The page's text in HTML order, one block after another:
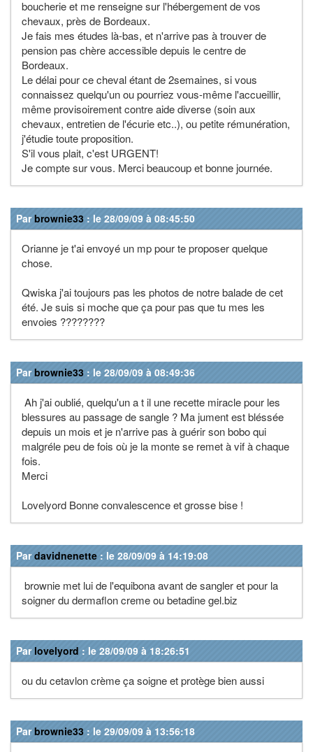
boucherie et me renseigne sur l'hébergement de vos
chevaux, près de Bordeaux.
Je fais mes études là-bas, et n'arrive pas à trouver de
pension pas chère accessible depuis le centre de
Bordeaux.
Le délai pour ce cheval étant de 2semaines, si vous
connaissez quelqu'un ou pourriez vous-même l'accueillir,
même provisoirement contre aide diverse (soin aux
chevaux, entretien de l'écurie etc..), ou petite rémunération,
j'étudie toute proposition.
S'il vous plait, c'est URGENT!
Je compte sur vous. Merci beaucoup et bonne journée.
Parbrownie33 : le 28/09/09 à 08:45:50
Orianne je t'ai envoyé un mp pour te proposer quelque
chose.
Qwiska j'ai toujours pas les photos de notre balade de cet
été. Je suis si moche que ça pour pas que tu mes les
envoies ????????
Parbrownie33 : le 28/09/09 à 08:49:36
Ah j'ai oublié, quelqu'un a t il une recette miracle pour les
blessures au passage de sangle ? Ma jument est bléssée
depuis un mois et je n'arrive pas à guérir son bobo qui
malgréle peu de fois où je la monte se remet à vif à chaque
fois.
Merci
Lovelyord Bonne convalescence et grosse bise !
Pardavidnenette : le 28/09/09 à 14:19:08
brownie met lui de l'equibona avant de sangler et pour la
soigner du dermaflon creme ou betadine gel.biz
Par lovelyord : le 28/09/09 à 18:26:51
ou du cetavlon crème ça soigne et protège bien aussi
Parbrownie33 : le 29/09/09 à 13:56:18